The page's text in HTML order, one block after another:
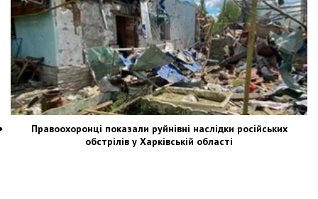
Правоохоронці показали руйнівні наслідки російських
обстрілів у Харківській області